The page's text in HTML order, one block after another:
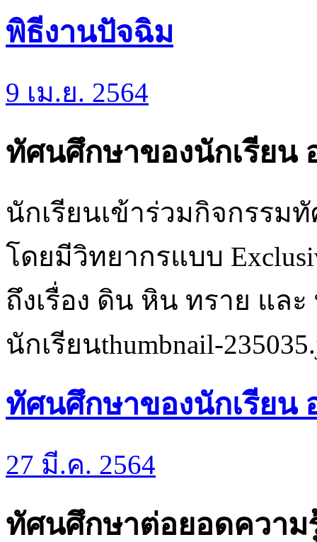
พิธีงานปัจฉิม
9 เม.ย. 2564
ทัศนศึกษาของนักเรียน
นักเรียนเข้าร่วมกิจกรร
โดยมีวิทยากรแบบ
ถึงเรื่อง ดิน หิน ทราย และ
นักเรียนthumbnail-
ทัศนศึกษาของนักเรียน
27 มี.ค. 2564
ทัศนศึกษาต่อยอดความ